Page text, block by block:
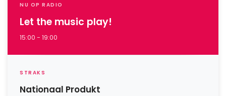
NU OP RADIO
Let the music play!
15:00 - 19:00
STRAKS
Nationaal Produkt